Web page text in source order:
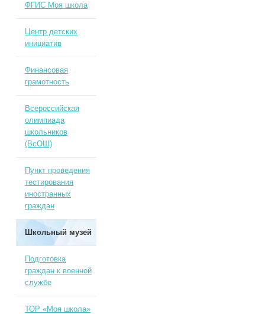
ФГИС Моя школа
Центр детских
инициатив
Финансовая
грамотность
Всероссийская
олимпиада
школьников
(ВсОШ)
Пункт проведения
тестирования
иностранных
граждан
Школьный музей
Подготовка
граждан к военной
службе
ТОР «Моя школа»